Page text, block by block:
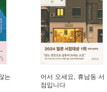
는
어서 오세요, 휴남동 서
점입니다